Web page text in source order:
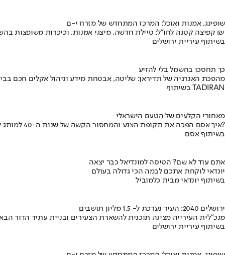
שופינג, אמנות ואוכל: המרכז המתחדש של מזרח י-ם
קפיצה קטנה לחו"ל: טיילת חדשה, מיצגי אמנות, וכיכרות משופצות בהשקעה של 100 מיליון ₪
בשיתוף עיריית ירושלים
כך תחסכו בחשמל בלי להזיע
מהפכת האנרגיה של תדיראן: שליטה, אבטחת מידע וניהול אקלים חכם
בשיתוף TADIRAN
מאחורי הקלעים של הטעם הישראלי
איך אסם הפכה את תקופת הצנע והמחסור הקשה של שנות ה-40 למותג לאומי?
בשיתוף אסם
אתם עוד לא שם? הטיסה למונדיאל כבר יצאה
יונדאי לוקחת אתכם לבמה הכי גדולה בעולם
בשיתוף יונדאי מבית כלמוביל
ירושלים 2040: העיר נערכת ל- 1.5 מליון תושבים
מנכ"לית העירייה מציגה תוכנית להשארת הצעירים ובניית עתיד הדור
בשיתוף עיריית ירושלים